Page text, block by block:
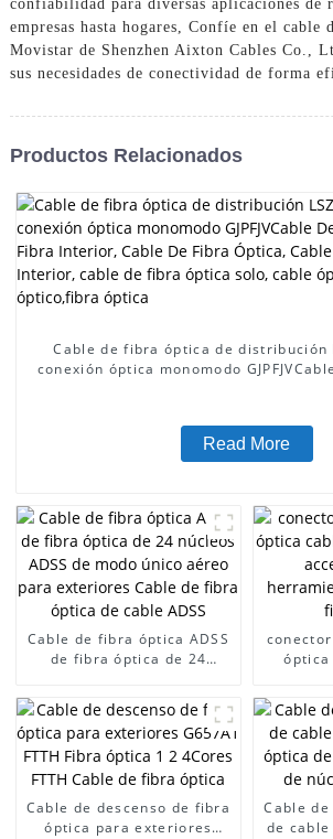
confiabilidad para diversas aplicaciones de
empresas hasta hogares, Confíe en el cable
Movistar de Shenzhen Aixton Cables Co.,
sus necesidades de conectividad de forma
Productos Relacionados
Cable de fibra óptica de distribución
conexión óptica monomodo
fibra de cable óptico,fibra
Read More
Cable de fibra óptica ADSS
de fibra óptica de 24
exteriores Cable de fibra
óptica de cable ADSS
óptica
Cable de descenso de fibra
óptica para exteriores
Cable
de